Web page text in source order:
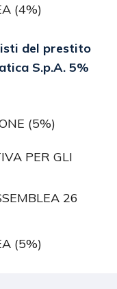
(4%)
del prestito
S.p.A. 5%
(5%)
PER GLI
26
(5%)